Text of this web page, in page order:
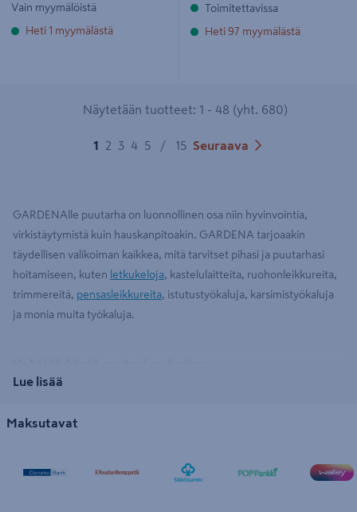
Vain myymälöistä
Heti 1 myymälästä
Toimitettavissa
Heti 97 myymälästä
Näytetään tuotteet: 1 - 48 (yht. 680)
1 2 3 4 5 / 15 Seuraava
GARDENAlle puutarha on luonnollinen osa niin hyvinvointia,
virkistäytymistä kuin hauskanpitoakin. GARDENA tarjoaakin
täydellisen valikoiman kaikkea, mitä tarvitset pihasi ja puutarhasi
hoitamiseen, kuten letkukeloja , kastelulaitteita, ruohonleikkureita,
trimmereitä, pensasleikkureita , istutustyökaluja, karsimistyökaluja
ja monia muita työkaluja.
GARDENA on nykyään yksi Euroopan johtavista puutarhavälineiden
Lue lisää
Maksutavat